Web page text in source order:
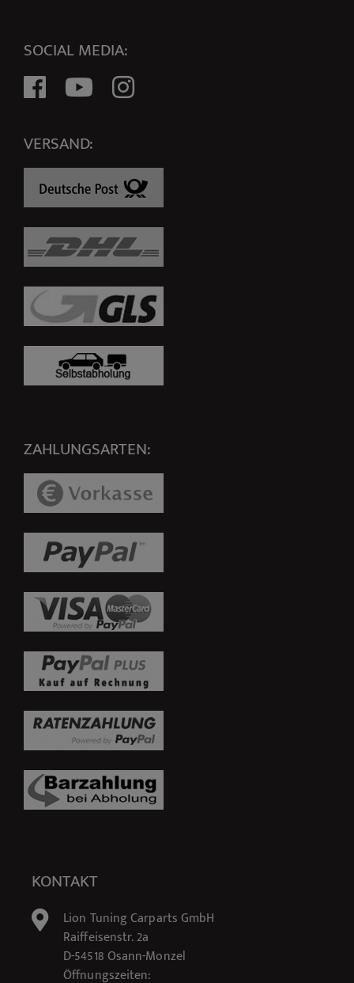
SOCIAL MEDIA:
VERSAND:
ZAHLUNGSARTEN:
KONTAKT
Lion Tuning Carparts GmbH
Raiffeisenstr. 2a
D-54518 Osann-Monzel
Öffnungszeiten: